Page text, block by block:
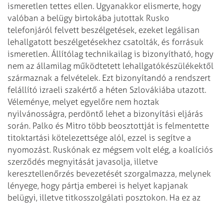
ismeretlen tettes ellen. Ugyanakkor elismerte, hogy
valóban a belügy birtokába jutottak Rusko
telefonjáról felvett beszélgetések, ezeket legálisan
lehallgatott beszélgetésekhez csatolták, és forrásuk
ismeretlen. Állítólag technikailag is bizonyítható, hogy
nem az államilag működtetett lehallgatókészülékektől
származnak a felvételek. Ezt bizonyítandó a rendszert
felállító izraeli szakértő a héten Szlovákiába utazott.
Véleménye, melyet egyelőre nem hoztak
nyilvánosságra, perdöntő lehet a bizonyítási eljárás
során. Palko és Mitro több beosztottját is felmentette
titoktartási kötelezettsége alól, ezzel is segítve a
nyomozást. Ruskónak ez mégsem volt elég, a koalíciós
szerződés megnyitását javasolja, illetve
keresztellenőrzés bevezetését szorgalmazza, melynek
lényege, hogy pártja emberei is helyet kapjanak
belügyi, illetve titkosszolgálati posztokon. Ha ez az